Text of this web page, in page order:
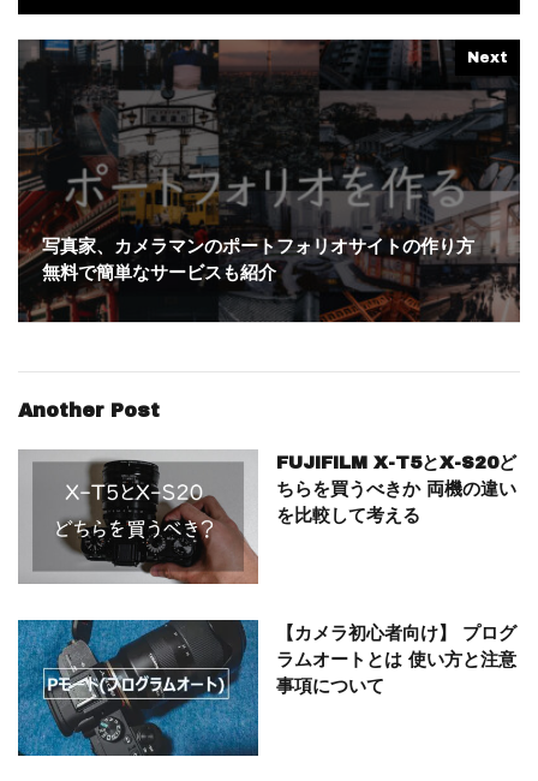
Next
写真家、カメラマンのポートフォリオサイトの作り方
無料で簡単なサービスも紹介
Another Post
FUJIFILM X-T5とX-S20ど
ちらを買うべきか 両機の違い
を比較して考える
【カメラ初心者向け】 プログ
ラムオートとは 使い方と注意
事項について